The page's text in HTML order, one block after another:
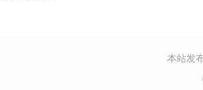
本站发